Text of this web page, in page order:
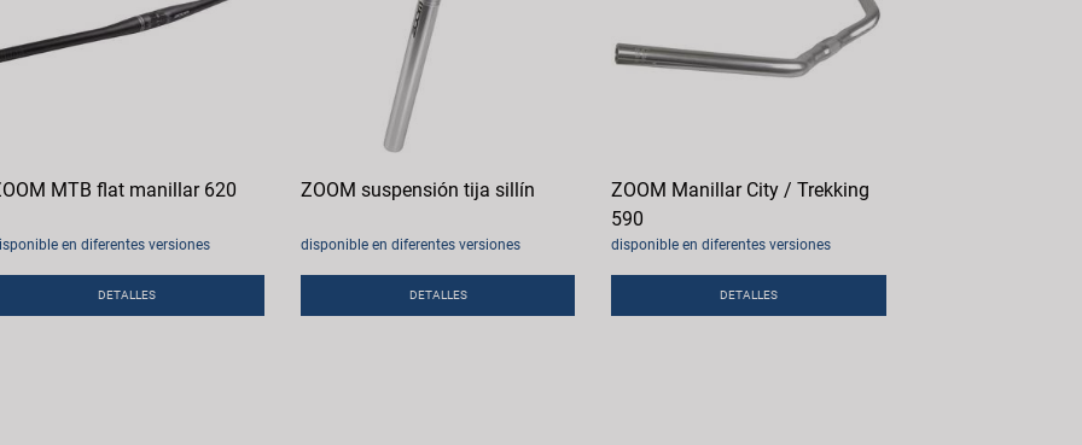
MTB flat manillar 620
en diferentes versiones
DETALLES
ZOOM suspensión tija sillín
disponible en diferentes versiones
DETALLES
ZOOM Manillar City / Trekking
590
disponible en diferentes versiones
DETALLES